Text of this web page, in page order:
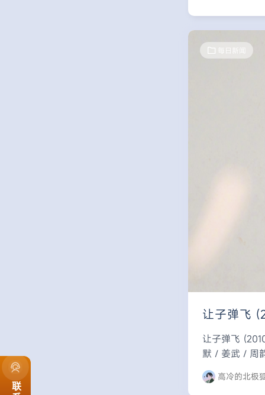
每日新闻
让子弹飞
让子弹飞
默 / 姜武 / 周
高冷的北极